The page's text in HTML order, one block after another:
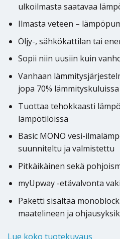
ulkoilmasta saatavaa
Ilmasta veteen –
Öljy-, sähkökattilan tai
Sopii niin uusiin kuin
Vanhaan
jopa 70% lämmityskuluissa
Tuottaa tehokkaasti
lämpötiloissa
Basic MONO vesi-
suunniteltu ja valmistettu
Pitkäikäinen sekä
myUpway -etävalvonta
Paketti sisältää
maatelineen ja
Lue koko tuotekuvaus